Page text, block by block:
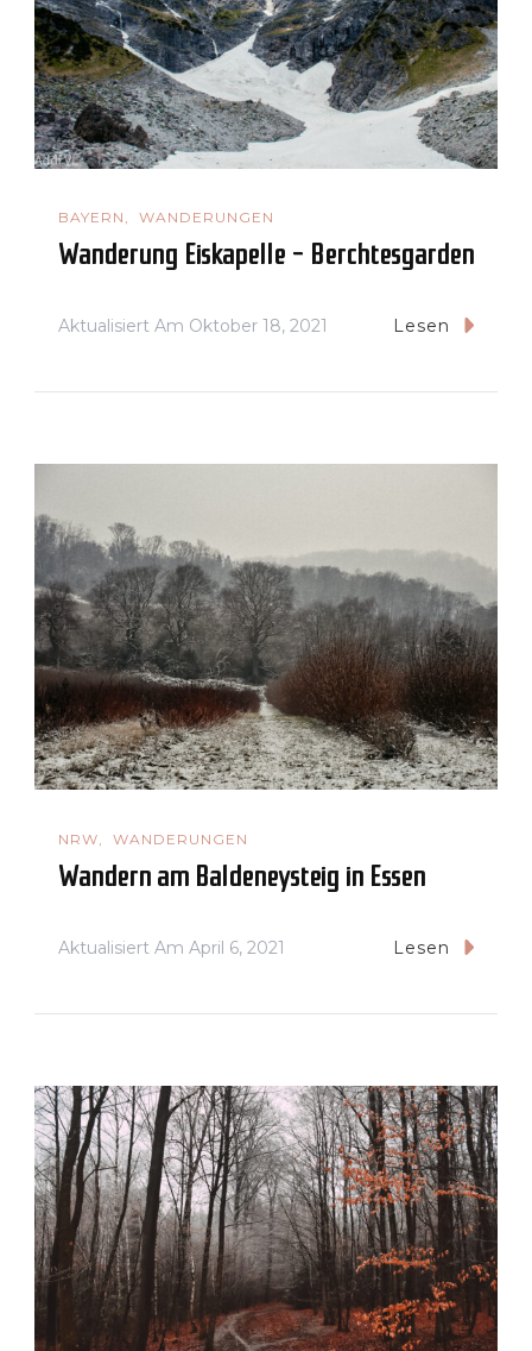
BAYERN WANDERUNGEN
Wanderung Eiskapelle – Berchtesgarden
Aktualisiert Am Oktober 18, 2021 Lesen
NRW WANDERUNGEN
Wandern am Baldeneysteig in Essen
Aktualisiert Am April 6, 2021 Lesen